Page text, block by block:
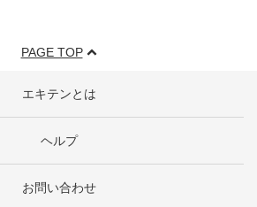
PAGE TOP
エキテンとは
ヘルプ
お問い合わせ